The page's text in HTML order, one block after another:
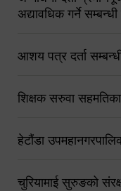
अद्यावधिक गर्ने
आशय पत्र दर्ता
शिक्षक सरुवा
हेटौंडा
चुरियामाई सुरुङको